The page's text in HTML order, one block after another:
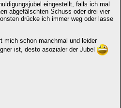
eingestellt, falls ich mal
abgefälschten Schuss oder drei vier
drücke ich immer weg oder lasse
mich schon manchmal und leider
ist, desto asozialer der Jubel